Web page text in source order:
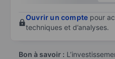
Ouvrir un compte pour
techniques et d’analyses.
Bon à savoir :